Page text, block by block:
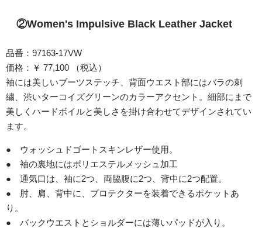
②Women's Impulsive Black Leather Jacket
品番：97163-17VW
価格：￥ 77,100 （税込）
袖には美しいブーツステッチ、背面ウエスト部にはバラの刺
繍、渋いターコイズグリーンのカラーアクセント。細部にまで
美しくハードボイルと美しさを掛け合わせてデザインされてい
ます。
● ウォッシュドゴートスキンレザー使用。
● 袖の裏地にはポリエステルメッシュ加工
● 通気口は、袖に2つ、両脇腹に2つ、背中に2つ配置。
● 肘、肩、背中に、プロテクターを装着できるポケットあ
り。
● バックウエストとショルダーには薄いパッドが入り。